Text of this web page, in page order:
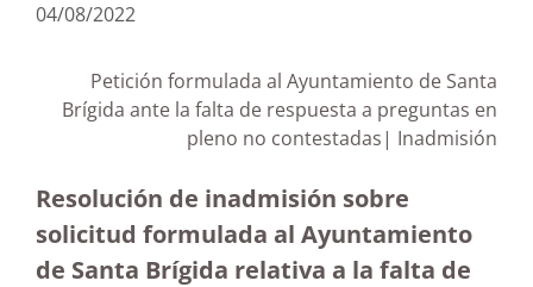
04/08/2022
Petición formulada al Ayuntamiento de Santa
Brígida ante la falta de respuesta a preguntas en
pleno no contestadas| Inadmisión
Resolución de inadmisión sobre
solicitud formulada al Ayuntamiento
de Santa Brígida relativa a la falta de